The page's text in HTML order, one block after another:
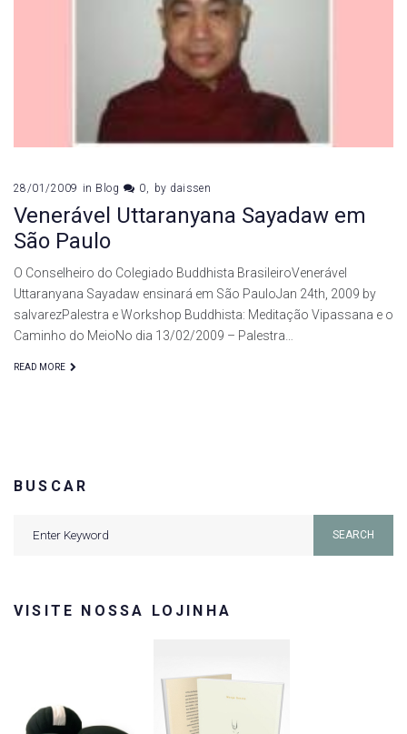
28/01/2009 in Blog 0 by daissen
Venerável Uttaranyana Sayadaw em
São Paulo
O Conselheiro do Colegiado Buddhista BrasileiroVenerável
Uttaranyana Sayadaw ensinará em São PauloJan 24th, 2009 by
salvarezPalestra e Workshop Buddhista: Meditação Vipassana e o
Caminho do MeioNo dia 13/02/2009 – Palestra…
READ MORE
BUSCAR
SEARCH
VISITE NOSSA LOJINHA